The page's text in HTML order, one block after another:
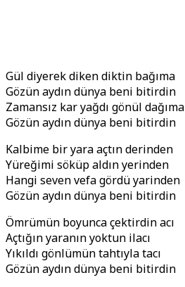
Gül diyerek diken diktin bağıma
Gözün aydın dünya beni bitirdin
Zamansız kar yağdı gönül dağıma
Gözün aydın dünya beni bitirdin
Kalbime bir yara açtın derinden
Yüreğimi söküp aldın yerinden
Hangi seven vefa gördü yarinden
Gözün aydın dünya beni bitirdin
Ömrümün boyunca çektirdin acı
Açtığın yaranın yoktun ilacı
Yıkıldı gönlümün tahtıyla tacı
Gözün aydın dünya beni bitirdin